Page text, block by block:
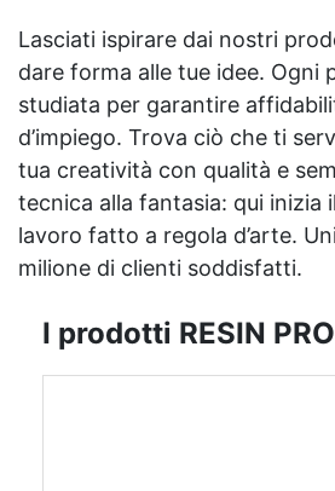
Lasciati ispirare dai nostri
dare forma alle tue idee. Ogni
studiata per garantire
d’impiego. Trova ciò che ti
tua creatività con qualità e
tecnica alla fantasia: qui inizia
lavoro fatto a regola d’arte.
milione di clienti soddisfatti.
I prodotti RESIN PRO